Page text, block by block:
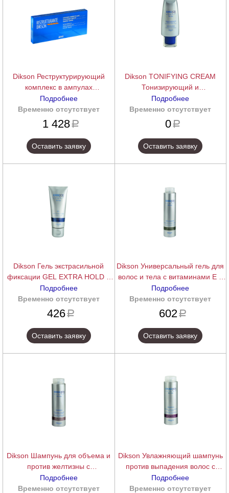
Dikson Реструктурирующий
комплекс в ампулах
RISTRUTTURANTE, ампулы 12
шт. по 12 мл. подробнее
Подробнее
Временно отсутствует
1 428a
Оставить заявку
Dikson TONIFYING CREAM
Тонизирующий и
восстанавливающий крем
против морщинподробнее
Подробнее
Временно отсутствует
0a
Оставить заявку
Dikson Гель экстрасильной
фиксации GEL EXTRA HOLD –
SPIKY EFFECT, 150 мл.
подробнее
Подробнее
Временно отсутствует
426a
Оставить заявку
Dikson Универсальный гель для
волос и тела с витаминами Е и
F и провитамином BATH &
SHOWER, 300 мл.подробнее
Подробнее
Временно отсутствует
602 a
Оставить заявку
Dikson Шампунь для объема и
против желтизны с
растительными экстрактами
VOLUMIZING SAMPOO ANTI-
подробнее
Подробнее
Временно отсутствует
Dikson Увлажняющий шампунь
против выпадения волос с
активным комплексом
MOISTURIZING SHAMPOO
подробнее
Подробнее
Временно отсутствует